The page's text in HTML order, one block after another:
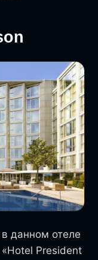
данном отеле
President